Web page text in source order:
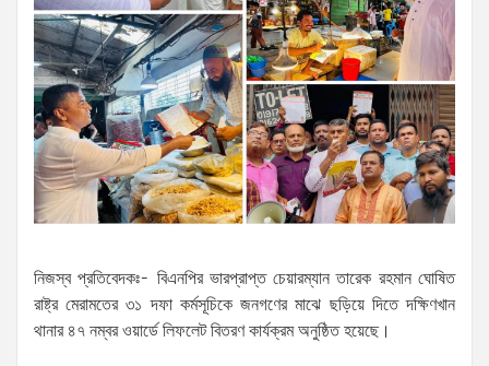
নিজস্ব প্রতিবেদকঃ- বিএনপির ভারপ্রাপ্ত চেয়ারম্যান তারেক রহমান ঘোষিত
রাষ্ট্র মেরামতের ৩১ দফা কর্মসূচিকে জনগণের মাঝে ছড়িয়ে দিতে দক্ষিণখান
থানার ৪৭ নম্বর ওয়ার্ডে লিফলেট বিতরণ কার্যক্রম অনুষ্ঠিত হয়েছে।